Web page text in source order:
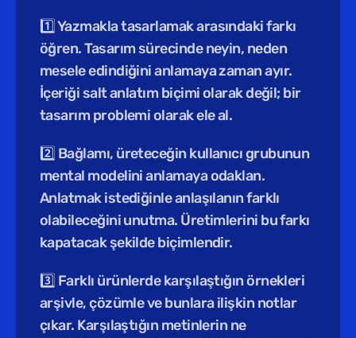
1️⃣ Yazmakla tasarlamak arasındaki farkı
öğren. Tasarım sürecinde neyin, neden
mesele edindiğini anlamaya zaman ayır.
İçeriği salt anlatım biçimi olarak değil; bir
tasarım problemi olarak ele al.
2️⃣ Bağlamı, üreteceğin kullanıcı grubunun
mental modelini anlamaya odaklan.
Anlatmak istediğinle anlaşılanın farklı
olabileceğini unutma. Üretimlerini bu farkı
kapatacak şekilde biçimlendir.
3️⃣ Farklı ürünlerde karşılaştığın örnekleri
arşivle, çözümle ve bunlara ilişkin notlar
çıkar. Karşılaştığın metinlerin ne